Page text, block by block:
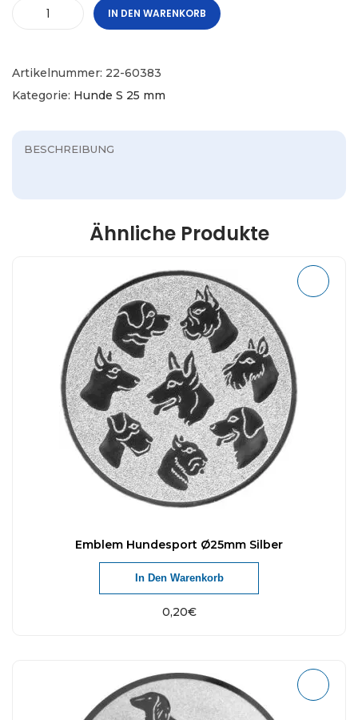
IN DEN WARENKORB
Artikelnummer: 22-60383
Kategorie: Hunde S 25 mm
BESCHREIBUNG
Ähnliche Produkte
Emblem Hundesport Ø25mm Silber
0,20€
In Den Warenkorb